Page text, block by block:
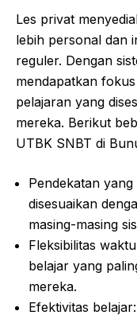
Les privat
lebih personal dan
reguler. Dengan
mendapatkan
pelajaran yang
mereka. Berikut
UTBK SNBT di
Pendekatan
disesuaikan
masing-masing
Fleksibilitas
belajar yang
mereka.
Efektivitas